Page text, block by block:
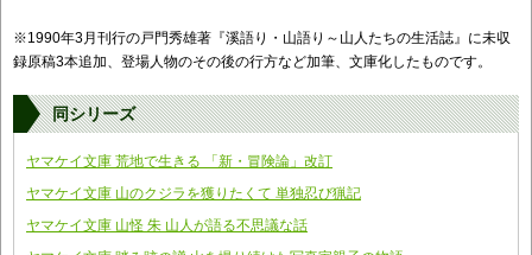
※1990年3月刊行の戸門秀雄著『溪語り・山語り～山人たちの生活誌』に未収
録原稿3本追加、登場人物のその後の行方など加筆、文庫化したものです。
同シリーズ
ヤマケイ文庫 荒地で生きる 「新・冒険論」改訂
ヤマケイ文庫 山のクジラを獲りたくて 単独忍び猟記
ヤマケイ文庫 山怪 朱 山人が語る不思議な話